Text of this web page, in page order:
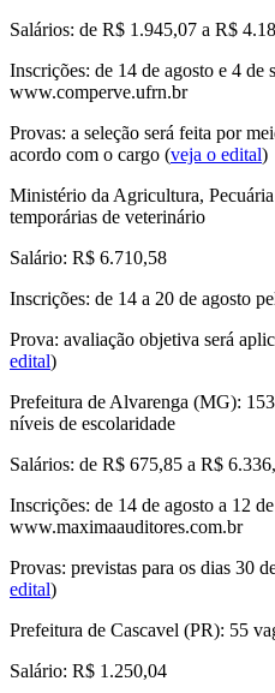
Salários: de R$ 1.945,07 a R$
Inscrições: de 14 de agosto e 4 de
www.comperve.ufrn.br
Provas: a seleção será feita por
acordo com o cargo (veja o edital)
Ministério da Agricultura,
temporárias de veterinário
Salário: R$ 6.710,58
Inscrições: de 14 a 20 de agosto
Prova: avaliação objetiva será
edital)
Prefeitura de Alvarenga (MG):
níveis de escolaridade
Salários: de R$ 675,85 a R$
Inscrições: de 14 de agosto a 12
www.maximaauditores.com.br
Provas: previstas para os dias 30
edital)
Prefeitura de Cascavel (PR): 55
Salário: R$ 1.250,04